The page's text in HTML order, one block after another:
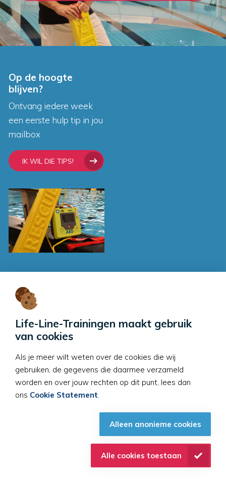
Life-Line-Trainingen maakt gebruik
van cookies
Als je meer wilt weten over de cookies die wij
gebruiken, de gegevens die daarmee verzameld
worden en over jouw rechten op dit punt, lees dan
ons Cookie Statement
Alleen anonieme cookies
Alle cookies toestaan
Op de hoogte
blijven?
Ontvang iedere week
een eerste hulp tip in jou
mailbox
IK WIL DIE TIPS!
Contactgegevens
Life-Line-Trainingen
Sleeg 1
6905 BHZevenaar
trainingen.nl
© Life Line Trainingen 2026. Alle rechten
Cookie statement
Algemene voorwaarden
Privacy statement